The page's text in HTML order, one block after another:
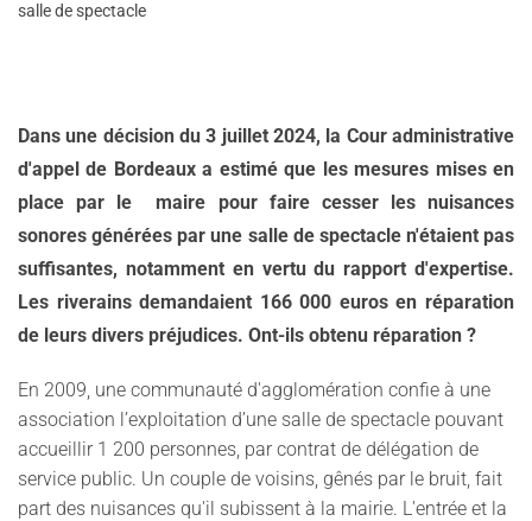
salle de spectacle
Dans une décision du 3 juillet 2024, la Cour administrative
d'appel de Bordeaux a estimé que les mesures mises en
place par le maire pour faire cesser les nuisances
sonores générées par une salle de spectacle n'étaient pas
suffisantes, notamment en vertu du rapport d'expertise.
Les riverains demandaient 166 000 euros en réparation
de leurs divers préjudices. Ont-ils obtenu réparation ?
En 2009, une communauté d'agglomération confie à une
association l’exploitation d’une salle de spectacle pouvant
accueillir 1 200 personnes, par contrat de délégation de
service public. Un couple de voisins, gênés par le bruit, fait
part des nuisances qu'il subissent à la mairie. L'entrée et la